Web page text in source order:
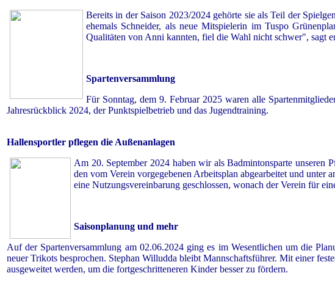
Bereits in der Saison 2023/2024 gehörte sie als Teil der
ehemals Schneider, als neue Mitspielerin im Tuspo
Qualitäten von Anni kannten, fiel die Wahl nicht schwer", sagt
Spartenversammlung
Für Sonntag, dem 9. Februar 2025 waren alle
Jahresrückblick 2024, der Punktspielbetrieb und das Jugendtraining.
Hallensportler pflegen die Außenanlagen
Am 20. September 2024 haben wir als Badmintonsparte unseren
den vom Verein vorgegebenen Arbeitsplan abgearbeitet und unter
eine Nutzungsvereinbarung geschlossen, wonach der Verein für
Saisonplanung und mehr
Auf der Spartenversammlung am 02.06.2024 ging es im Wesentlichen um die
neuer Trikots besprochen. Stephan Willudda bleibt Mannschaftsführer. Mit einer
ausgeweitet werden, um die fortgeschritteneren Kinder besser zu fördern.